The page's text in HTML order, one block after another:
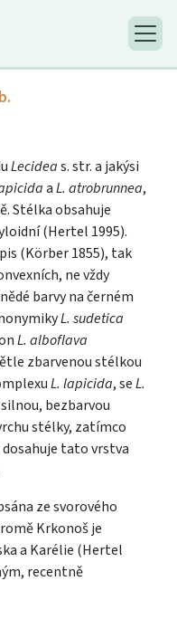
Lecideas. str. a jakýsi
aL. atrobrunnea,
Stélka obsahuje
(Hertel 1995).
(Körber 1855), tak
ne vždy
barvy na černém
L. sudetica
L. alboflava
zbarvenou stélkou
L. lapicida, seL.
bezbarvou
stélky, zatímco
dosahuje tato vrstva
ze svorového
Krkonoš je
a Karélie (Hertel
recentně